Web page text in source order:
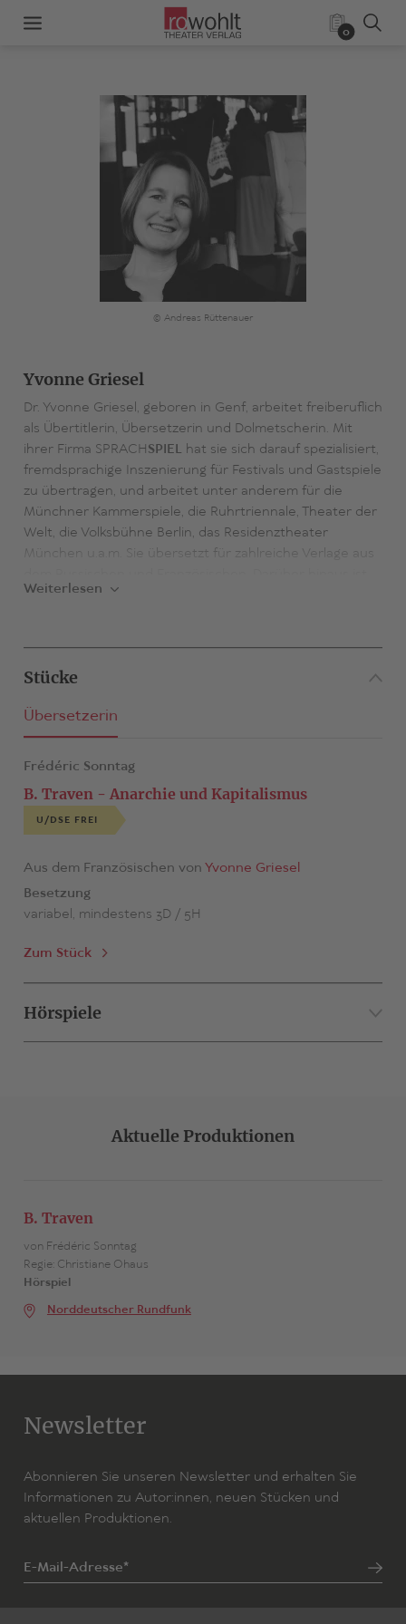
0
© Andreas Rüttenauer
Yvonne Griesel
Dr. Yvonne Griesel, geboren in Genf, arbeitet freiberuflich
als Übertitlerin, Übersetzerin und Dolmetscherin. Mit
ihrer Firma SPRACHSPIEL hat sie sich darauf spezialisiert,
fremdsprachige Inszenierung für Festivals und Gastspiele
zu übertragen, und arbeitet unter anderem für die
Münchner Kammerspiele, die Ruhrtriennale, Theater der
Welt, die Volksbühne Berlin, das Residenztheater
München u.a.m. Sie übersetzt für zahlreiche Verlage aus
sie im Vorstand von Drama Panorama e. V. Yvonne Griesel
der Lehre tätig war. Publikationen: u. a.
Translat(2007, Frank und Timme Verlag).
verstehen(2014, Alexander Verlag) sowie zahlreiche
Artikel in internationalen Fachpublikationen und den
Über übersetzen
www.sprachspiel.org / www.ueberuebersetzen.de
Weiterlesen
Stücke
Übersetzerin
Frédéric Sonntag
B. Traven - Anarchie und Kapitalismus
U/DSE FREI
Aus dem Französischen von Yvonne Griesel
Besetzung
variabel, mindestens 3D / 5H
Zum Stück
Hörspiele
B. Traven - Anarchie und Kapitalismus
Besetzung
variabel, mindestens 3D / 5H
Zum Stück
Aktuelle Produktionen
B. Traven
von Frédéric Sonntag
Regie: Christiane Ohaus
Hörspiel
Norddeutscher Rundfunk
Newsletter
Abonnieren Sie unseren Newsletter und erhalten Sie
Informationen zu Autor:innen, neuen Stücken und
aktuellen Produktionen.
E-Mail-Adresse*